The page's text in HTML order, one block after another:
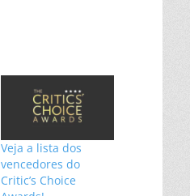
Veja a lista dos
vencedores do
Critic’s Choice